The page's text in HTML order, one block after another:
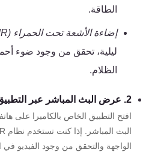
الطاقة.
إضاءة الأشعة تحت الحمراء (IR):
ليلية، تحقق من وجود ضوء
الظلام.
2. عرض البث المباشر عبر التطبيق أو DVR/NVR
افتح التطبيق الخاص بالكاميرا على
الواجهة والتحقق من وجود الفيديو في
المحمول
أنظمة
إنذار
السرقة